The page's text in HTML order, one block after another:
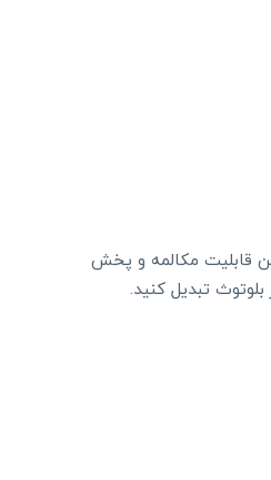
4.1 و حداکثر برد آن 10 متر است. همچنین قابلیت مکالمه و پخش